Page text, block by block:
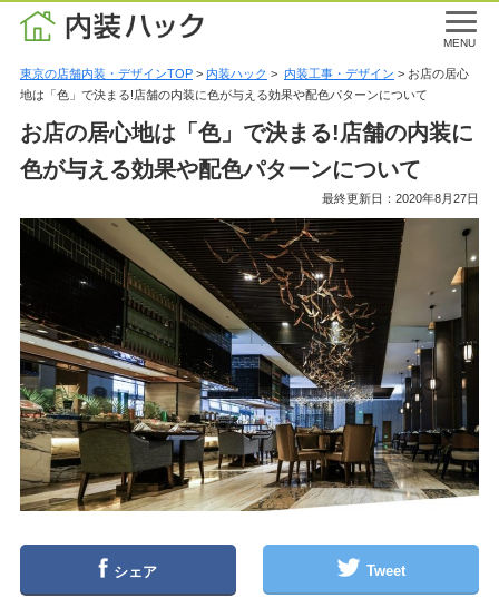
MENU
東京の店舗内装・デザインTOP> 内装ハック > 内装工事・デザイン > お店の居心
地は「色」で決まる!店舗の内装に色が与える効果や配色パターンについて
お店の居心地は「色」で決まる!店舗の内装に
色が与える効果や配色パターンについて
最終更新日：2020年8月27日
シェア Tweet